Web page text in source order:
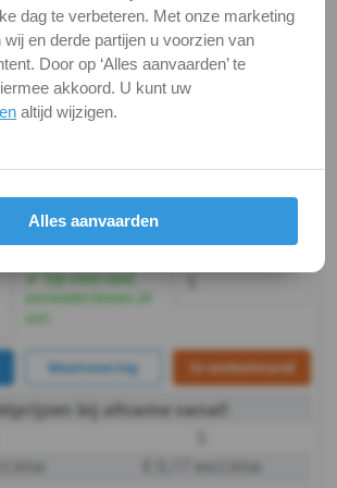
bij afname vanaf:
5
€ 0,17 excl.btw
bithouder
Artikelnummer:
899/4/1-K-
Op voorraad
(verzonden binnen 24
uur)
€ 9,80excl. btw
Voorraad:33
Maatvoering In winkelmand
bij afname vanaf:
€ 0,17 excl.btw
dag te verbeteren. Met onze marketing
en derde partijen u voorzien van
Door op ‘Alles aanvaarden’ te
akkoord. U kunt uw
altijd wijzigen.
Alles aanvaarden